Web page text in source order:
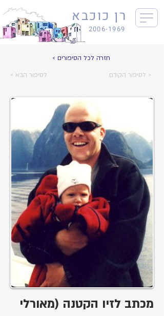
רן כוכבא
2006-1969
< חזרה לכל הסיפורים
< לסיפור הבא לסיפור הקודם >
מכתב לזיו הקטנה (מאורלי